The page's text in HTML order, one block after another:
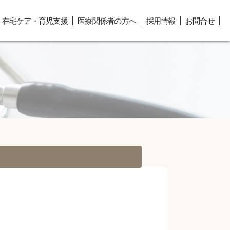
在宅ケア・育児支援 医療関係者の方へ 採用情報 お問合せ